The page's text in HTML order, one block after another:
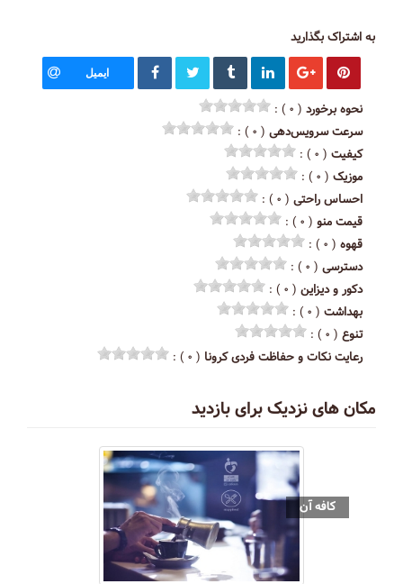
به اشتراک بگذارید
ایمیل
نحوه برخورد ( ۰ ) :
سرعت سرویس‌دهی ( ۰ ) :
کیفیت ( ۰ ) :
موزیک ( ۰ ) :
احساس راحتی ( ۰ ) :
قیمت منو ( ۰ ) :
قهوه ( ۰ ) :
دسترسی ( ۰ ) :
دکور و دیزاین ( ۰ ) :
بهداشت ( ۰ ) :
تنوع ( ۰ ) :
رعایت نکات و حفاظت فردی کرونا ( ۰ ) :
مکان های نزدیک برای بازدید
کافه آن